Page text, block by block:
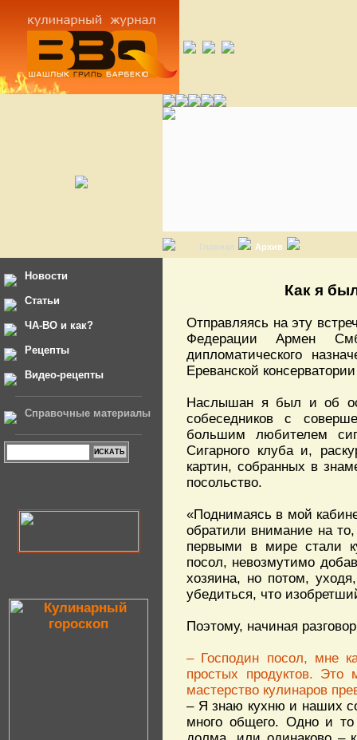
Главная Архив
Новости
Статьи
ЧА-ВО и как?
Рецепты
Видео-рецепты
Справочные материалы
Как я
Отправляясь на эту
Федерации Армен
дипломатического
Ереванской
Наслышан я был и об
собеседников с
большим любителем
Сигарного клуба и,
картин, собранных в
посольство.
«Поднимаясь в мой
обратили внимание на
первыми в мире стали
посол, невозмутимо
хозяина, но потом,
убедиться, что
Поэтому, начиная
– Господин посол, мне
простых продуктов.
мастерство кулинаров
– Я знаю кухню и наших
много общего. Одно и